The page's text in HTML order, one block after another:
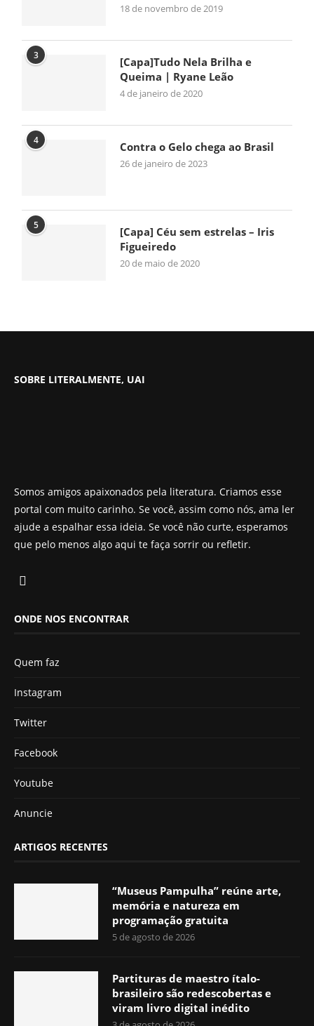
18 de novembro de 2019
3
[Capa]Tudo Nela Brilha e
Queima | Ryane Leão
4 de janeiro de 2020
4 Contra o Gelo chega ao Brasil
26 de janeiro de 2023
5
[Capa] Céu sem estrelas – Iris
Figueiredo
20 de maio de 2020
SOBRE LITERALMENTE, UAI
Somos amigos apaixonados pela literatura. Criamos esse
portal com muito carinho. Se você, assim como nós, ama ler
ajude a espalhar essa ideia. Se você não curte, esperamos
que pelo menos algo aqui te faça sorrir ou refletir.
ONDE NOS ENCONTRAR
Quem faz
Instagram
Twitter
Facebook
Youtube
Anuncie
ARTIGOS RECENTES
“Museus Pampulha” reúne arte,
memória e natureza em
programação gratuita
5 de agosto de 2026
Partituras de maestro ítalo-
brasileiro são redescobertas e
viram livro digital inédito